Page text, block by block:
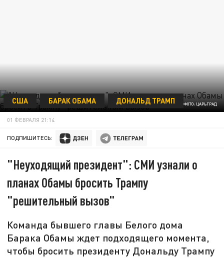
ФОТО: ЦАРЬГРАД
США БАРАК ОБАМА ДОНАЛЬД ТРАМП
01 ФЕВРАЛЯ 21:14
ПОДПИШИТЕСЬ:
"Неуходящий президент": СМИ узнали о
планах Обамы бросить Трампу
"решительный вызов"
Команда бывшего главы Белого дома
Барака Обамы ждет подходящего момента,
чтобы бросить президенту Дональду Трампу